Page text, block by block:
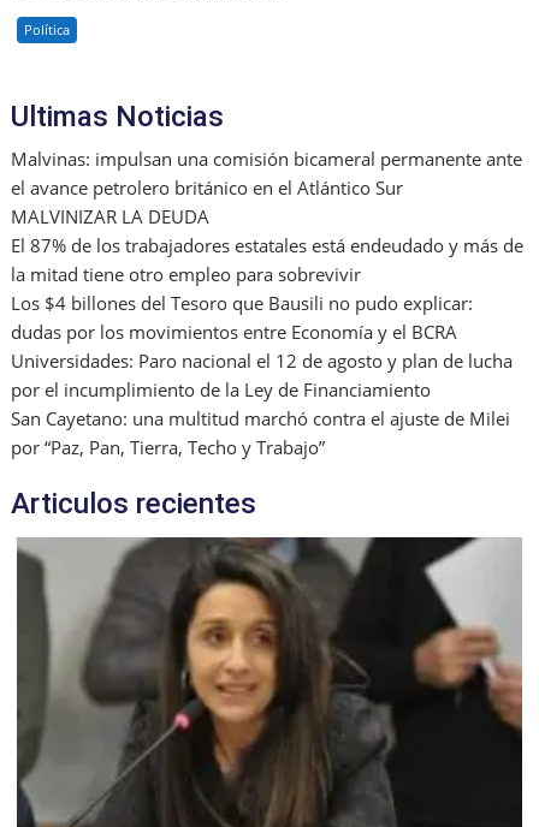
Política
Ultimas Noticias
Malvinas: impulsan una comisión bicameral permanente ante
el avance petrolero británico en el Atlántico Sur
MALVINIZAR LA DEUDA
El 87% de los trabajadores estatales está endeudado y más de
la mitad tiene otro empleo para sobrevivir
Los $4 billones del Tesoro que Bausili no pudo explicar:
dudas por los movimientos entre Economía y el BCRA
Universidades: Paro nacional el 12 de agosto y plan de lucha
por el incumplimiento de la Ley de Financiamiento
San Cayetano: una multitud marchó contra el ajuste de Milei
por “Paz, Pan, Tierra, Techo y Trabajo”
Articulos recientes